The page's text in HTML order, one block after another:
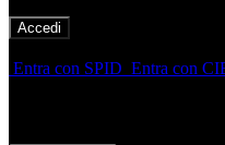
Entra con SPID Entra con